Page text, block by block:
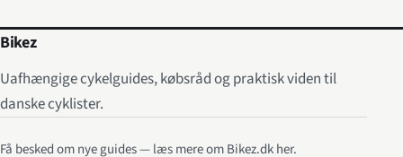
Bikez
Uafhængige cykelguides, købsråd og praktisk viden til
danske cyklister.
Få besked om nye guides — læs mere om Bikez.dk her.